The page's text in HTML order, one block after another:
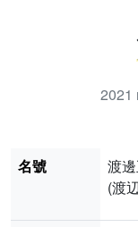
2021
名號
渡
(渡